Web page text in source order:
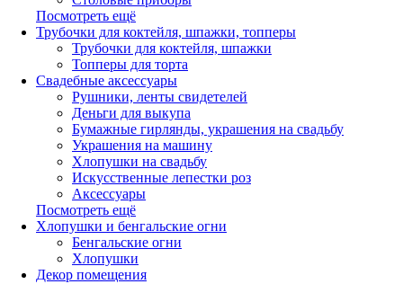
Посмотреть ещё
Трубочки для коктейля, шпажки, топперы
Трубочки для коктейля, шпажки
Топперы для торта
Свадебные аксессуары
Рушники, ленты свидетелей
Деньги для выкупа
Бумажные гирлянды, украшения на свадьбу
Украшения на машину
Хлопушки на свадьбу
Искусственные лепестки роз
Аксессуары
Посмотреть ещё
Хлопушки и бенгальские огни
Бенгальские огни
Хлопушки
Декор помещения